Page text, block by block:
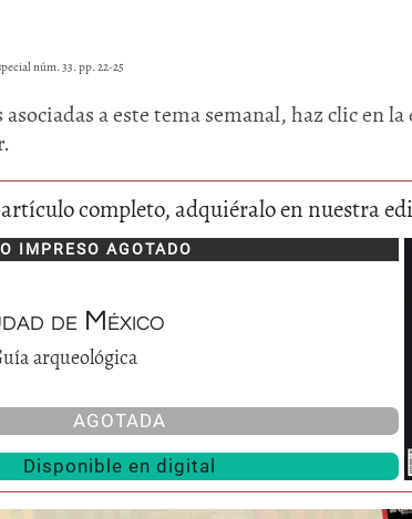
núm. 33. pp. 22-25
a este tema semanal, haz clic en
artículo completo, adquiéralo en nuestra
IMPRESO AGOTADO
de México
arqueológica
AGOTADA
Disponible en digital